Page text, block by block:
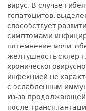
вирус. В случае
гепатоцитов,
способствует
симптомами
потемнение мочи,
желтушность склер
инфекцией не
с ослабленным
Из-за
после